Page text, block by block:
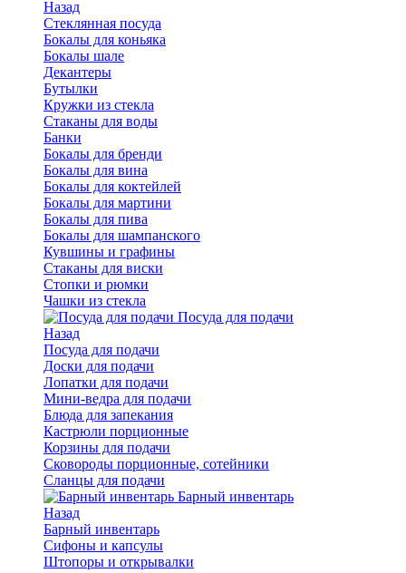
Назад
Стеклянная посуда
Бокалы для коньяка
Бокалы шале
Декантеры
Бутылки
Кружки из стекла
Стаканы для воды
Банки
Бокалы для бренди
Бокалы для вина
Бокалы для коктейлей
Бокалы для мартини
Бокалы для пива
Бокалы для шампанского
Кувшины и графины
Стаканы для виски
Стопки и рюмки
Чашки из стекла
Посуда для подачи
Назад
Посуда для подачи
Доски для подачи
Лопатки для подачи
Мини-ведра для подачи
Блюда для запекания
Кастрюли порционные
Корзины для подачи
Сковороды порционные, сотейники
Сланцы для подачи
Барный инвентарь
Назад
Барный инвентарь
Сифоны и капсулы
Штопоры и открывалки